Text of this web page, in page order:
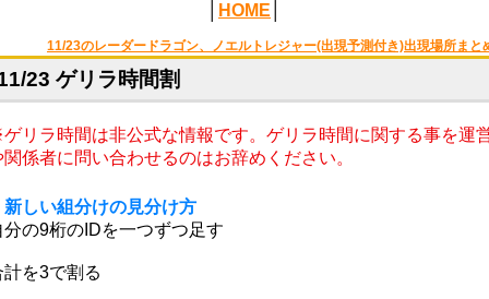
HOME
11/23のレーダードラゴン、ノエルトレジャー(出現予測付き)出現場所まと
23 ゲリラ時間割
リラ時間は非公式な情報です。ゲリラ時間に関する事を運
関係者に問い合わせるのはお辞めください。
新しい組分けの見分け方
分の9桁のIDを一つずつ足す
計を3で割る